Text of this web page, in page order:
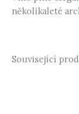
několikaleté
Související